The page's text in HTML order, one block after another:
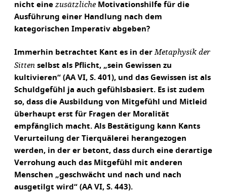
nicht eine zusätzliche Motivationshilfe für die
Ausführung einer Handlung nach dem
kategorischen Imperativ abgeben?
Immerhin betrachtet Kant es in derMetaphysik der
Sitten selbst als Pflicht, „sein Gewissen zu
kultivieren“ (AA VI, S. 401), und das Gewissen ist als
Schuldgefühl ja auch gefühlsbasiert. Es ist zudem
so, dass die Ausbildung von Mitgefühl und Mitleid
überhaupt erst für Fragen der Moralität
empfänglich macht. Als Bestätigung kann Kants
Verurteilung der Tierquälerei herangezogen
werden, in der er betont, dass durch eine derartige
Verrohung auch das Mitgefühl mit anderen
Menschen „geschwächt und nach und nach
ausgetilgt wird“ (AA VI, S. 443).